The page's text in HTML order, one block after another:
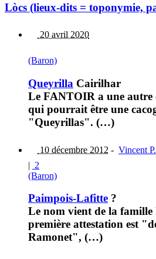
Lòcs (lieux-dits = toponymie,
20 avril 2020
(Baron)
Queyrilla Cairilhar
Le FANTOIR a une
qui pourrait être une
"Queyrillas". (…)
10 décembre 2012 - Vincent P.
| 2
(Baron)
Paimpois-Lafitte ?
Le nom vient de la
première attestation est
Ramonet", (…)